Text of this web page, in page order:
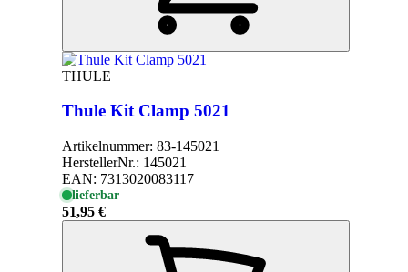
THULE
Thule Kit Clamp 5021
Artikelnummer: 83-145021
HerstellerNr.: 145021
EAN: 7313020083117
lieferbar
51,95 €